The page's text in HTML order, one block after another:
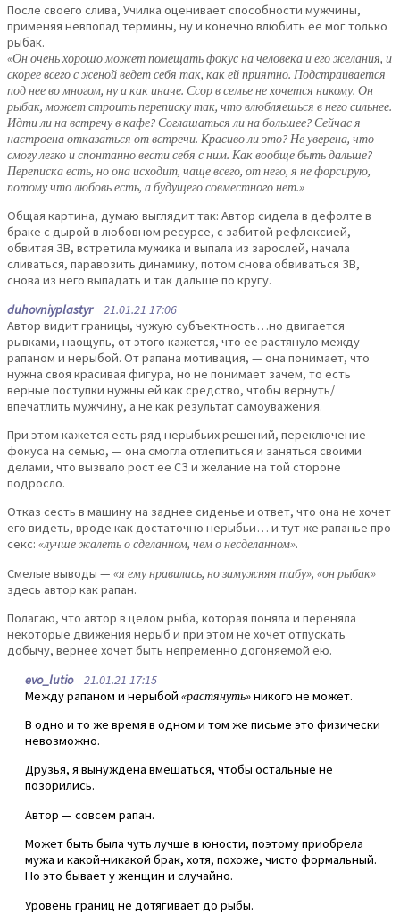
После своего слива, Училка оценивает способности мужчины,
применяя невпопад термины, ну и конечно влюбить ее мог только
рыбак.
«Он очень хорошо может помещать фокус на человека и его желания, и
скорее всего с женой ведет себя так, как ей приятно. Подстраивается
под нее во многом, ну а как иначе. Ссор в семье не хочется никому. Он
рыбак, может строить переписку так, что влюбляешься в него сильнее.
Идти ли на встречу в кафе? Соглашаться ли на большее? Сейчас я
настроена отказаться от встречи. Красиво ли это? Не уверена, что
смогу легко и спонтанно вести себя с ним. Как вообще быть дальше?
Переписка есть, но она исходит, чаще всего, от него, я не форсирую,
потому что любовь есть, а будущего совместного нет.»
Общая картина, думаю выглядит так: Автор сидела в дефолте в
браке с дырой в любовном ресурсе, с забитой рефлексией,
обвитая ЗВ, встретила мужика и выпала из зарослей, начала
сливаться, паравозить динамику, потом снова обвиваться ЗВ,
снова из него выпадать и так дальше по кругу.
duhovniyplastyr21.01.21 17:06
Автор видит границы, чужую субъектность…но двигается
рывками, наощупь, от этого кажется, что ее растянуло между
рапаном и нерыбой. От рапана мотивация, — она понимает, что
нужна своя красивая фигура, но не понимает зачем, то есть
верные поступки нужны ей как средство, чтобы вернуть/
впечатлить мужчину, а не как результат самоуважения.
При этом кажется есть ряд нерыбьих решений, переключение
фокуса на семью, — она смогла отлепиться и заняться своими
делами, что вызвало рост ее СЗ и желание на той стороне
подросло.
Отказ сесть в машину на заднее сиденье и ответ, что она не хочет
его видеть, вроде как достаточно нерыбьи… и тут же рапанье про
секс: «лучше жалеть о сделанном, чем о несделанном».
Смелые выводы — «я ему нравилась, но замужняя табу», «он рыбак»
здесь автор как рапан.
Полагаю, что автор в целом рыба, которая поняла и переняла
некоторые движения нерыб и при этом не хочет отпускать
добычу, вернее хочет быть непременно догоняемой ею.
evo_lutio21.01.21 17:15
Между рапаном и нерыбой «растянуть»никого не может.
В одно и то же время в одном и том же письме это физически
невозможно.
Друзья, я вынуждена вмешаться, чтобы остальные не
позорились.
Автор — совсем рапан.
Может быть была чуть лучше в юности, поэтому приобрела
мужа и какой-никакой брак, хотя, похоже, чисто формальный.
Но это бывает у женщин и случайно.
Уровень границ не дотягивает до рыбы.